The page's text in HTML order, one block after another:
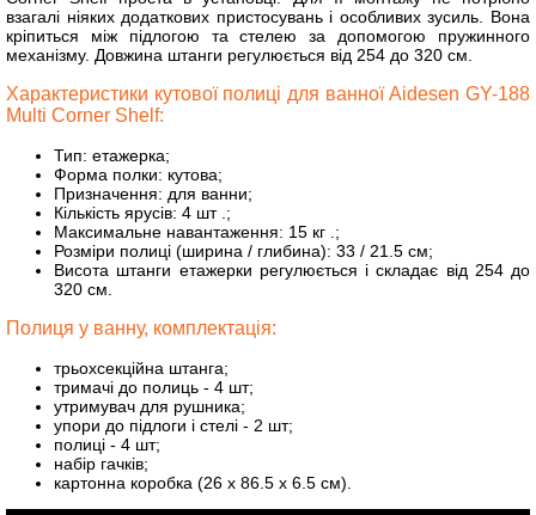
взагалі ніяких додаткових пристосувань і особливих зусиль. Вона
кріпиться між підлогою та стелею за допомогою пружинного
механізму. Довжина штанги регулюється від 254 до 320 см.
Характеристики кутової полиці для ванної Aidesen GY-188
Multi Corner Shelf:
Тип: етажерка;
Форма полки: кутова;
Призначення: для ванни;
Кількість ярусів: 4 шт .;
Максимальне навантаження: 15 кг .;
Розміри полиці (ширина / глибина): 33 / 21.5 см;
Висота штанги етажерки регулюється і складає від 254 до
320 см.
Полиця у ванну, комплектація:
трьохсекційна штанга;
тримачі до полиць - 4 шт;
утримувач для рушника;
упори до підлоги і стелі - 2 шт;
полиці - 4 шт;
набір гачків;
картонна коробка (26 x 86.5 x 6.5 см).